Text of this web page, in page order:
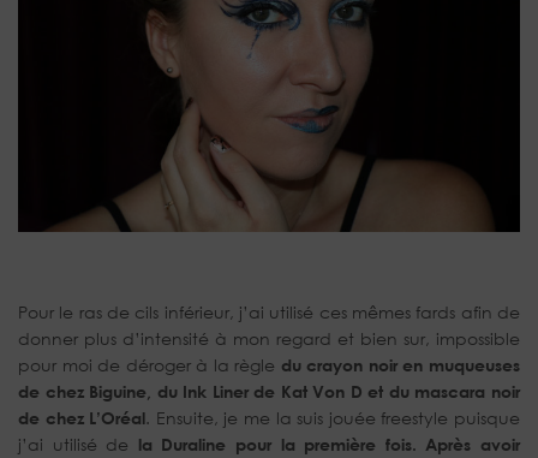
Pour le ras de cils inférieur, j’ai utilisé ces mêmes fards afin de
donner plus d’intensité à mon regard et bien sur, impossible
pour moi de déroger à la règle du crayon noir en muqueuses
de chez Biguine, du Ink Liner de Kat Von D et du mascara noir
de chez L’Oréal. Ensuite, je me la suis jouée freestyle puisque
j’ai utilisé de la Duraline pour la première fois. Après avoir